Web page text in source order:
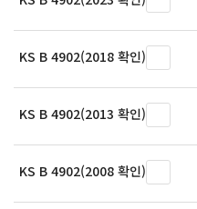
KS B 4902(2018 확인)
KS B 4902(2013 확인)
KS B 4902(2008 확인)